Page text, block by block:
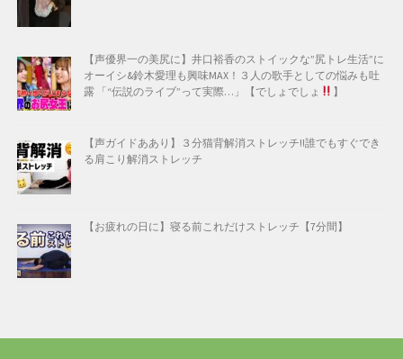
【声優界一の美尻に】井口裕香のストイックな”尻トレ生活”に
オーイシ&鈴木愛理も興味MAX！３人の歌手としての悩みも吐
露 「“伝説のライブ”って実際…」【でしょでしょ
】
【声ガイドああり】３分猫背解消ストレッチ!!誰でもすぐでき
る肩こり解消ストレッチ
【お疲れの日に】寝る前これだけストレッチ【7分間】